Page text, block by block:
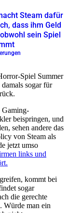
Steam dafür
dass ihm Geld
sein Spiel
Spiel Summer
sogar für
Gaming-
beispringen, und
sehen andere das
von Steam als
jetzt umso
links und
kommt bei
sogar
die gerechte
Würde man ein